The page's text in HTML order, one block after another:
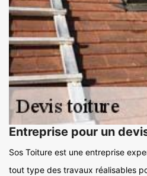
Entreprise pour un
Sos Toiture est une entreprise
tout type des travaux réalisables